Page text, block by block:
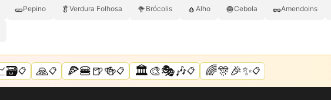
🥒Pepino 🥬 Verdura Folhosa 🥦 Brócolis 🧄 Alho 🧅Cebola 🥜Amendoins
📋 🙏📋 🍕🍔🍺🍻📋 🏛️🎨🎭🎶📋 🌈🎊🎉✨📋